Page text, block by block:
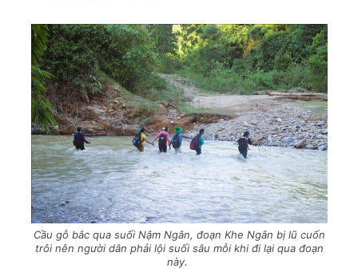
Cầu gỗ bắc qua suối Nậm Ngân, đoạn Khe Ngân bị lũ cuốn
trôi nên người dân phải lội suối sâu mỗi khi đi lại qua đoạn
này.